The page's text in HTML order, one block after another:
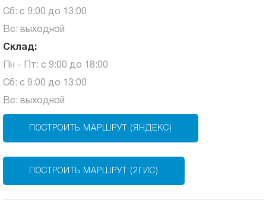
Сб: с 9:00 до 13:00
Вс: выходной
Склад:
Пн - Пт: с 9:00 до 18:00
Сб: с 9:00 до 13:00
Вс: выходной
ПОСТРОИТЬ МАРШРУТ (ЯНДЕКС)
ПОСТРОИТЬ МАРШРУТ (2ГИС)